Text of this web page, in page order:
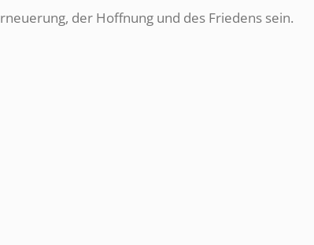
der Hoffnung und des Friedens sein.